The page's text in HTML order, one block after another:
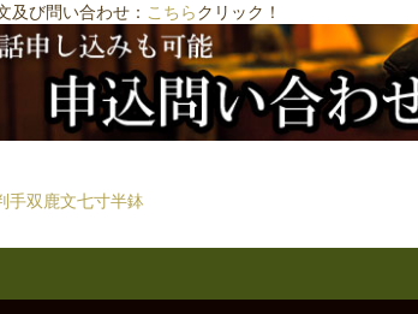
及び問い合わせ： こちらクリック！
手双鹿文七寸半鉢